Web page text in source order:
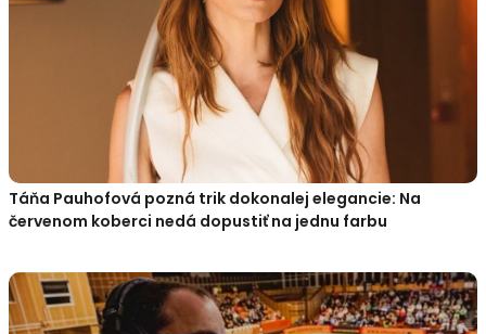
Táňa Pauhofová pozná trik dokonalej elegancie: Na
červenom koberci nedá dopustiť na jednu farbu